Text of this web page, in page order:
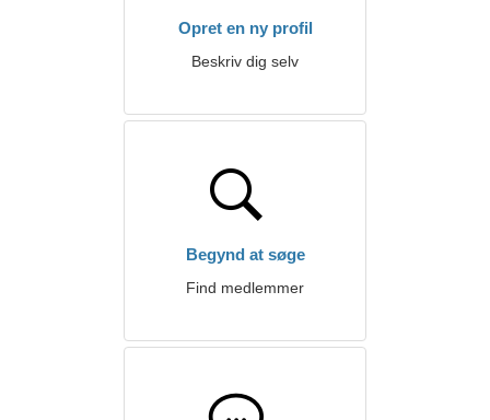
Opret en ny profil
Beskriv dig selv
Begynd at søge
Find medlemmer